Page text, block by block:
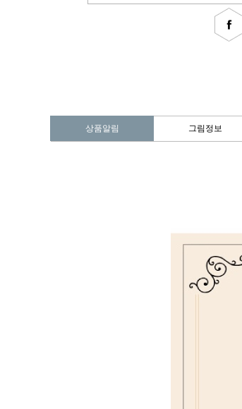
상품알림 그림정보